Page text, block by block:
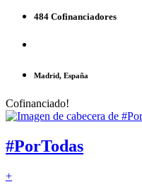
484 Cofinanciadores
Madrid, España
Cofinanciado!
#PorTodas
+